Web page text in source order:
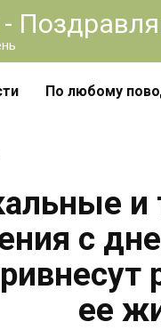
-
По любому
и
с
ее